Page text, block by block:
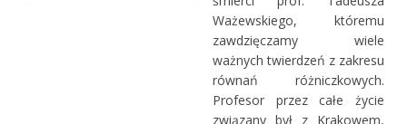
Ważewskiego, któremu
zawdzięczamy wiele
ważnych twierdzeń z zakresu
równań różniczkowych.
Profesor przez całe życie
związany był z Krakowem,